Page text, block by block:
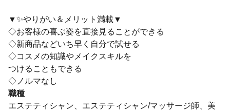
▼✨やりがい＆メリット満載▼
◇お客様の喜ぶ姿を直接見ることができる
◇新商品などいち早く自分で試せる
◇コスメの知識やメイクスキルを
つけることもできる
◇ノルマなし
職種
エステティシャン、エステティシャン/マッサージ師、美